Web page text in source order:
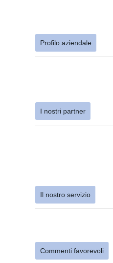
Profilo aziendale
I nostri partner
Il nostro servizio
Commenti favorevoli